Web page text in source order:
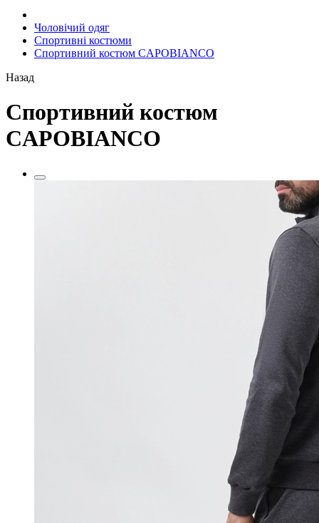
Чоловічий одяг
Спортивні костюми
Спортивний костюм CAPOBIANCO
Назад
Спортивний костюм
CAPOBIANCO